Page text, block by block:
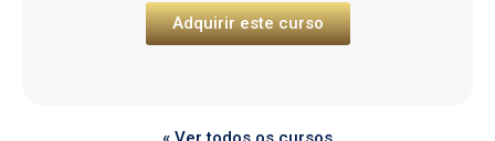
Adquirir este curso